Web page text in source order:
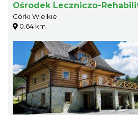
Ośrodek Leczniczo-
Górki Wielkie
0.64 km